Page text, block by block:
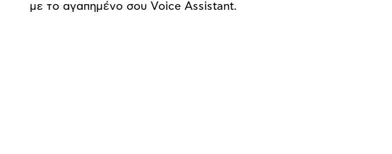
με το αγαπημένο σου Voice Assistant.